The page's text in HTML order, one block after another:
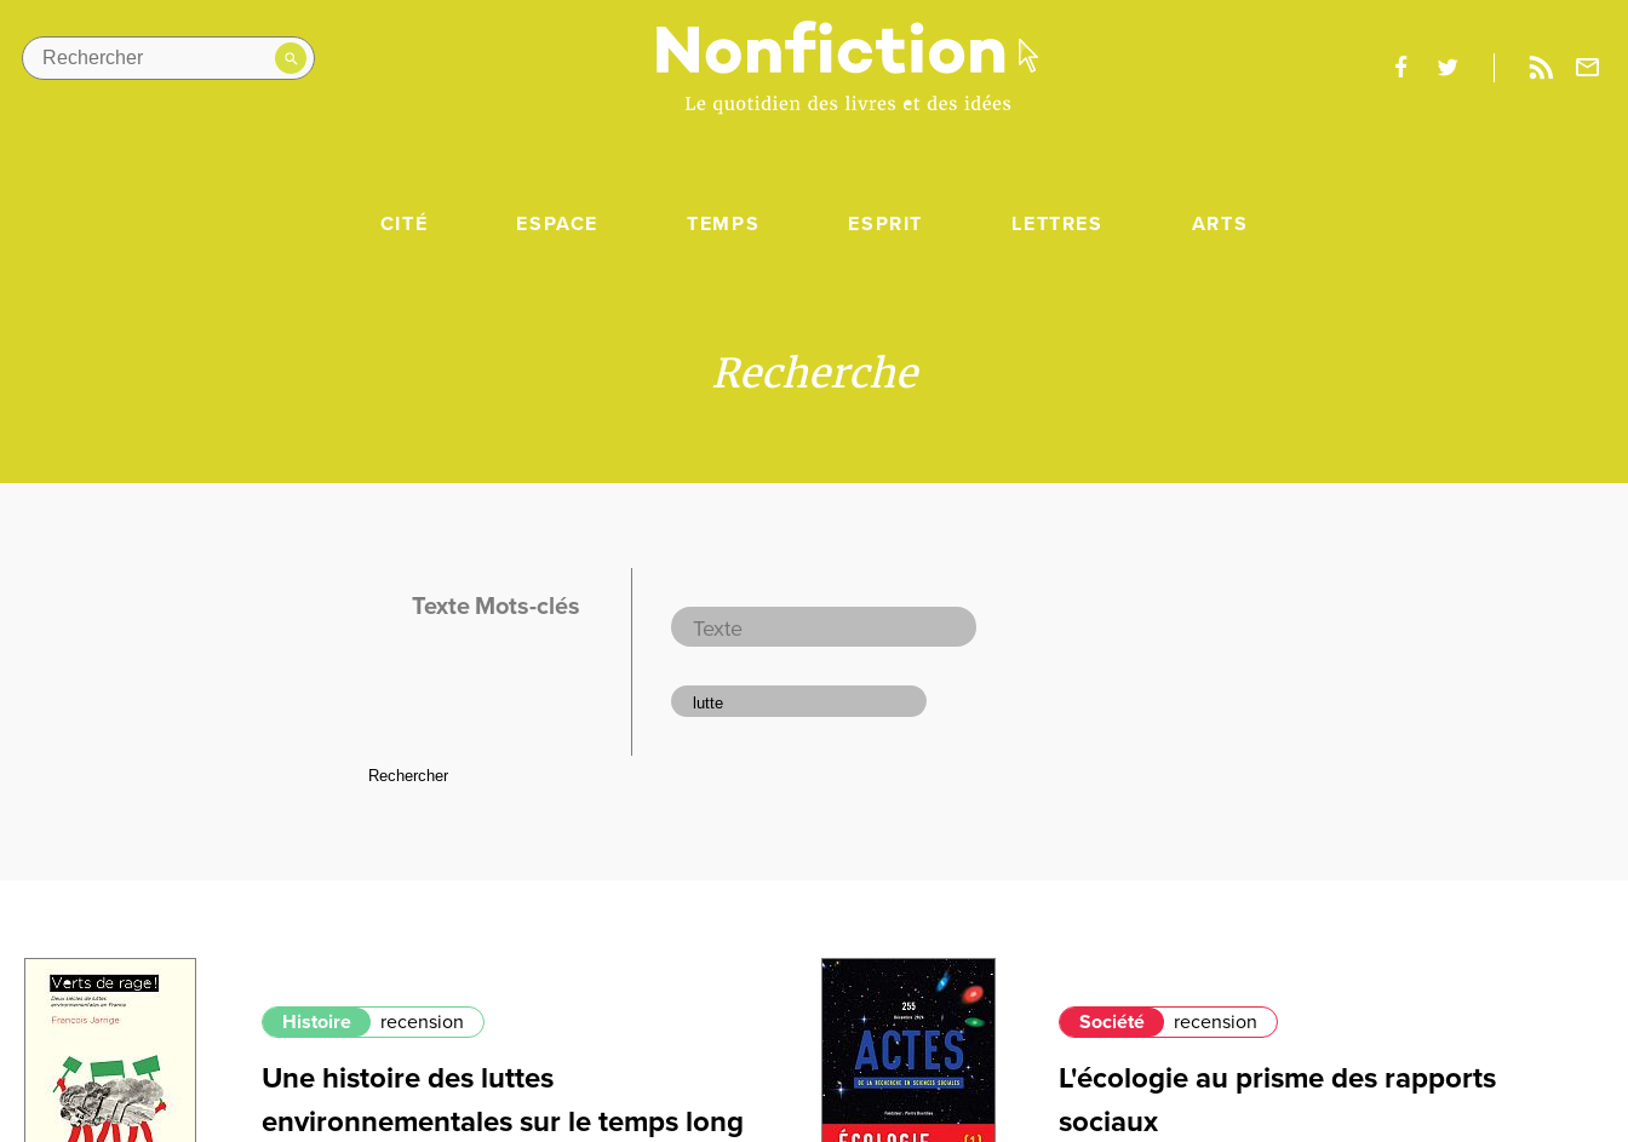
CITÉ ESPACE TEMPS ESPRIT LETTRES ARTS
Recherche
Texte Mots-clés
Histoire recension
Une histoire des luttes
environnementales sur le temps long
Société recension
L'écologie au prisme des rapports
sociaux